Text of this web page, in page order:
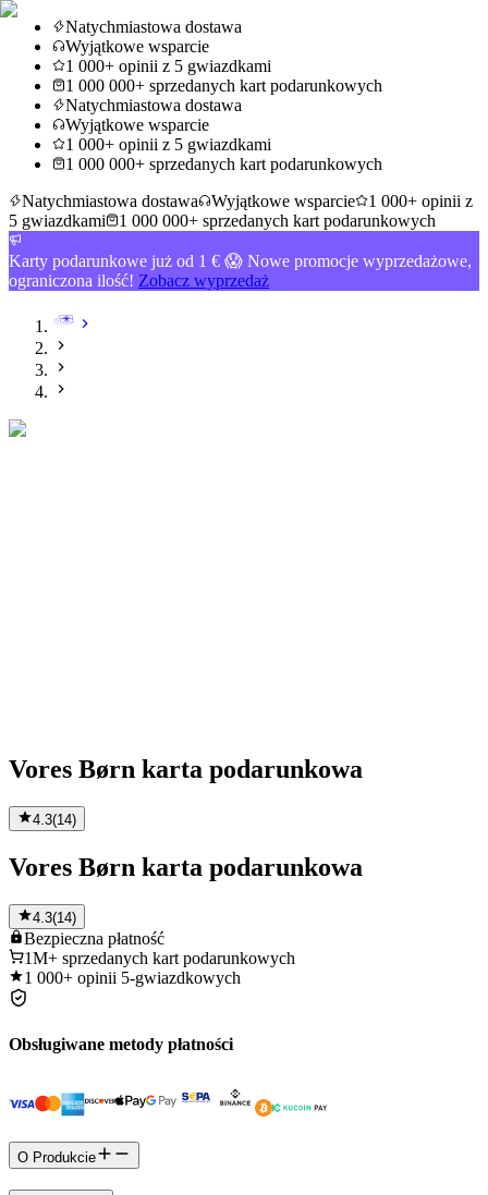
Natychmiastowa dostawa
Wyjątkowe wsparcie
1 000+ opinii z 5 gwiazdkami
1 000 000+ sprzedanych kart podarunkowych
Natychmiastowa dostawa
Wyjątkowe wsparcie
1 000+ opinii z 5 gwiazdkami
1 000 000+ sprzedanych kart podarunkowych
Natychmiastowa dostawa
Wyjątkowe wsparcie
1 000+ opinii z
5 gwiazdkami
1 000 000+ sprzedanych kart podarunkowych
Karty podarunkowe już od 1 € 😱 Nowe promocje wyprzedażowe,
ograniczona ilość! Zobacz wyprzedaż
Vores Børn karta podarunkowa
4.3(14)
Vores Børn karta podarunkowa
4.3(14)
Bezpieczna płatność
1M+ sprzedanych kart podarunkowych
1 000+ opinii 5-gwiazdkowych
Obsługiwane metody płatności
O Produkcie